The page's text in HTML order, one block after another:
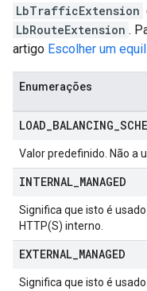
LbTrafficExtension
LbRouteExtension .
artigo Escolher um
Enumerações
LOAD BALANCING
Valor predefinido. Não a
INTERNAL MANAGED
Significa que isto é
HTTP(S) interno.
EXTERNAL MANAGED
Significa que isto é